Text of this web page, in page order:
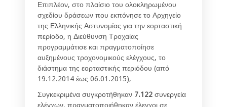
Επιπλέον, στο πλαίσιο του ολοκληρωμένου
σχεδίου δράσεων που εκπόνησε το Αρχηγείο
της Ελληνικής Αστυνομίας για την εορταστική
περίοδο, η Διεύθυνση Τροχαίας
προγραμμάτισε και πραγματοποίησε
αυξημένους τροχονομικούς ελέγχους, το
διάστημα της εορταστικής περιόδου (από
19.12.2014 έως 06.01.2015),
Συγκεκριμένα συγκροτήθηκαν 7.122 συνεργεία
ελέγχων, πραγματοποιήθηκαν έλεγχοι σε